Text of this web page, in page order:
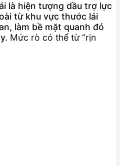
là hiện tượng dầu trợ lực
từ khu vực thước lái
làm bề mặt quanh đó
Mức rò có thể từ “rịn